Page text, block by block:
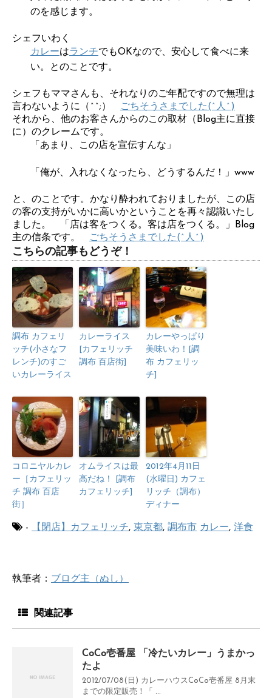
のを感じます。
シェフいわく
カレーはランチでもOKなので、安心して食べに来
い。とのことです。
シェフもママさんも、それなりのご年配ですので無理は
言わないように（^^;）
ごちそうさまでした(^人^)
それから、他のお客さんからのこの取材（Blog主に直接
に）のクレームです。
「あまり、この店を宣伝すんな」
「俺が、入れなくなったら、どうするんだ！」www
と、のことです。かなり酔われておりましたが、この店
の客の支持がいかに高いかということを再々認識いたし
ました。 「店は客をつくる。客は店をつくる。」Blog
主の信条です。
ごちそうさまでした(^人^)
こちらの記事もどうぞ！
調布 カフェリ
ッチ(小さなフ
レンチ)のすご
いカレーライス
カレーライス
[カフェリッチ
調布 百店街]
カレーやっぱり
美味いわ！[調
布 カフェリッ
チ]
コロニヤルカレ
ー［カフェリッ
チ 調布 百店
街］
オムライスは最
高だね！ [調布
カフェリッチ]
2012年4月11日
(水曜日) カフェ
リッチ（調布）
ディナー
- 【閉店】カフェリッチ, 東京都, 調布市 カレー, 洋食
執筆者： ブログ主（ぬし）
関連記事
CoCo壱番屋 「冷たいカレー」うまかっ
たよ
2012/07/08(日) カレーハウスCoCo壱番屋 8月末
までの限定販売！「 ...